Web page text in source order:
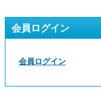
会員ログイン
会員ログイン